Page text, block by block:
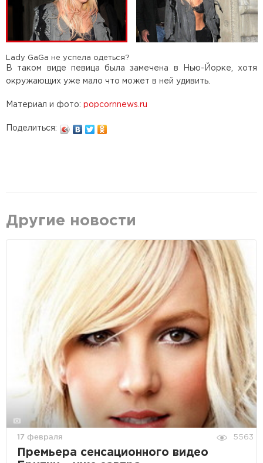
Lady GaGa не успела одеться?
В таком виде певица была замечена в Нью-Йорке, хотя
окружающих уже мало что может в ней удивить.
Материал и фото: popcornnews.ru
Поделиться:
Другие новости
17 февраля 5563
Премьера сенсационного видео